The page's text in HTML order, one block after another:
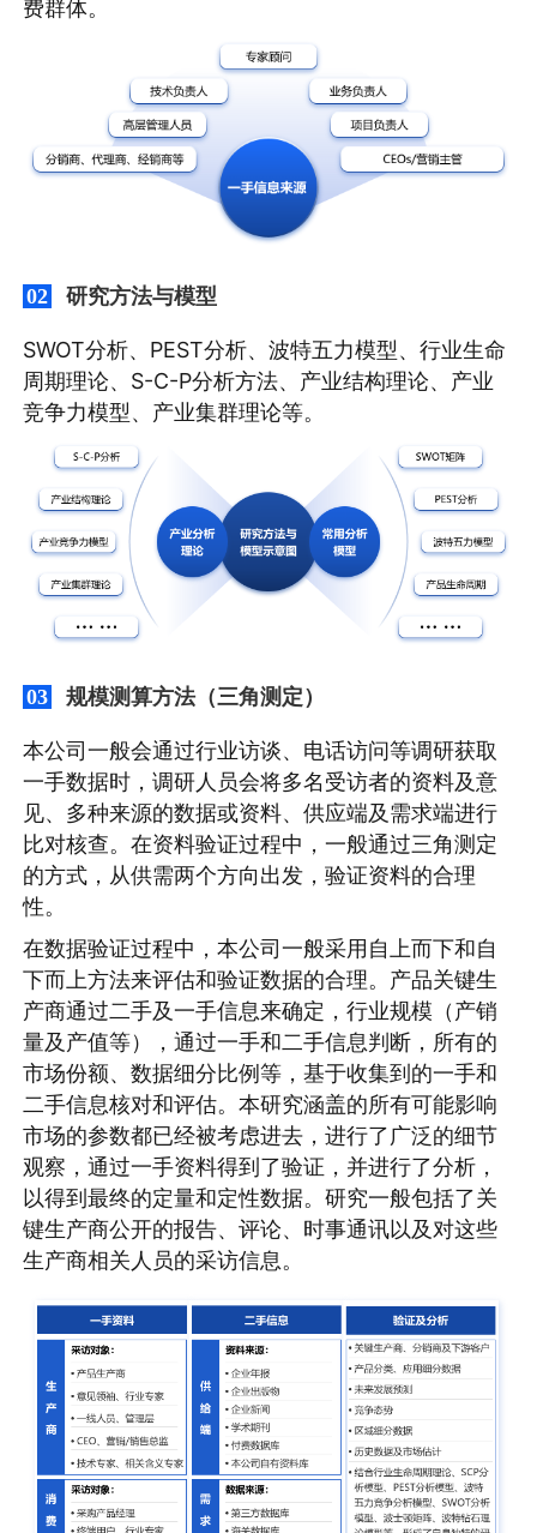
费群体。
02 研究方法与模型
SWOT分析、PEST分析、波特五力模型、行业生命
周期理论、S-C-P分析方法、产业结构理论、产业
竞争力模型、产业集群理论等。
03 规模测算方法（三角测定）
本公司一般会通过行业访谈、电话访问等调研获取
一手数据时，调研人员会将多名受访者的资料及意
见、多种来源的数据或资料、供应端及需求端进行
比对核查。在资料验证过程中，一般通过三角测定
的方式，从供需两个方向出发，验证资料的合理
性。
在数据验证过程中，本公司一般采用自上而下和自
下而上方法来评估和验证数据的合理。产品关键生
产商通过二手及一手信息来确定，行业规模（产销
量及产值等），通过一手和二手信息判断，所有的
市场份额、数据细分比例等，基于收集到的一手和
二手信息核对和评估。本研究涵盖的所有可能影响
市场的参数都已经被考虑进去，进行了广泛的细节
观察，通过一手资料得到了验证，并进行了分析，
以得到最终的定量和定性数据。研究一般包括了关
键生产商公开的报告、评论、时事通讯以及对这些
生产商相关人员的采访信息。